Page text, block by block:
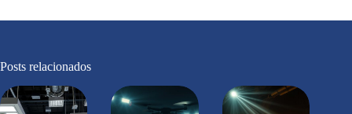
Posts relacionados